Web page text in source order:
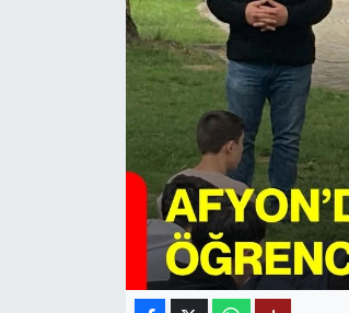
11:11 MANŞET